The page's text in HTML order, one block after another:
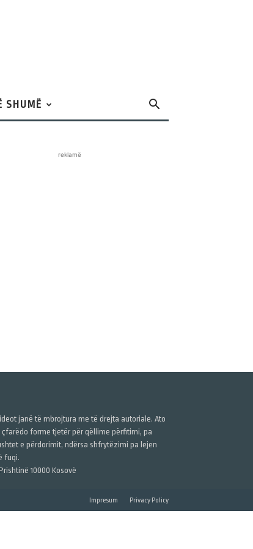
SHUMË
reklamë
janë të mbrojtura me të drejta autoriale. Ato
forme tjetër për qëllime përfitimi, pa
e përdorimit, ndërsa shfrytëzimi pa lejen
fuqi.
10000 Kosovë
Impresum Privacy Policy